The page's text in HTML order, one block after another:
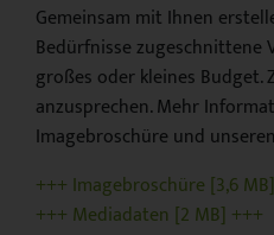
Gemeinsam mit Ihnen
Bedürfnisse zugeschnittene
großes oder kleines Budget.
anzusprechen. Mehr
Imagebroschüre und
+++ Imagebroschüre [3,6
+++ Mediadaten [2 MB] +++